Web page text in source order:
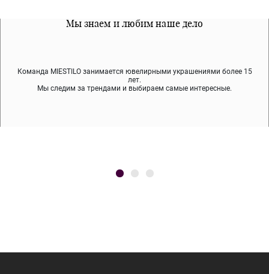
Мы знаем и любим наше дело
Команда MIESTILO занимается ювелирными украшениями более 15
лет.
Мы следим за трендами и выбираем самые интересные.
Все наши материалы гипоалергенны
Мы используем покрытие (родий, ювелирный сплав), которое не
содержит никеля и свинца — это исключает аллергию.
Примерка перед покупкой
Во время доставки спокойно примеряйте украшения, выбирайте те,
что вам нравятся, остальные заберёт курьер.